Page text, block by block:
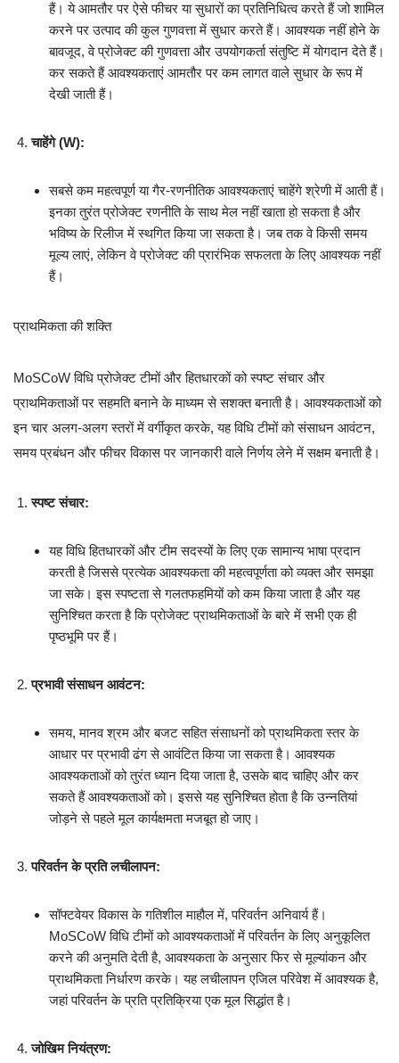
हैं। ये आमतौर पर ऐसे फीचर या सुधारों का प्रतिनिधित्व करते हैं जो शामिल
करने पर उत्पाद की कुल गुणवत्ता में सुधार करते हैं। आवश्यक नहीं होने के
बावजूद, वे प्रोजेक्ट की गुणवत्ता और उपयोगकर्ता संतुष्टि में योगदान देते हैं।
कर सकते हैं आवश्यकताएं आमतौर पर कम लागत वाले सुधार के रूप में
देखी जाती हैं।
चाहेंगे (W):
सबसे कम महत्वपूर्ण या गैर-रणनीतिक आवश्यकताएं चाहेंगे श्रेणी में आती हैं।
इनका तुरंत प्रोजेक्ट रणनीति के साथ मेल नहीं खाता हो सकता है और
भविष्य के रिलीज में स्थगित किया जा सकता है। जब तक वे किसी समय
मूल्य लाएं, लेकिन वे प्रोजेक्ट की प्रारंभिक सफलता के लिए आवश्यक नहीं
हैं।
प्राथमिकता की शक्ति
MoSCoW विधि प्रोजेक्ट टीमों और हितधारकों को स्पष्ट संचार और
प्राथमिकताओं पर सहमति बनाने के माध्यम से सशक्त बनाती है। आवश्यकताओं को
इन चार अलग-अलग स्तरों में वर्गीकृत करके, यह विधि टीमों को संसाधन आवंटन,
समय प्रबंधन और फीचर विकास पर जानकारी वाले निर्णय लेने में सक्षम बनाती है।
स्पष्ट संचार:
यह विधि हितधारकों और टीम सदस्यों के लिए एक सामान्य भाषा प्रदान
करती है जिससे प्रत्येक आवश्यकता की महत्वपूर्णता को व्यक्त और समझा
जा सके। इस स्पष्टता से गलतफहमियों को कम किया जाता है और यह
सुनिश्चित करता है कि प्रोजेक्ट प्राथमिकताओं के बारे में सभी एक ही
पृष्ठभूमि पर हैं।
प्रभावी संसाधन आवंटन:
समय, मानव श्रम और बजट सहित संसाधनों को प्राथमिकता स्तर के
आधार पर प्रभावी ढंग से आवंटित किया जा सकता है। आवश्यक
आवश्यकताओं को तुरंत ध्यान दिया जाता है, उसके बाद चाहिए और कर
सकते हैं आवश्यकताओं को। इससे यह सुनिश्चित होता है कि उन्नतियां
जोड़ने से पहले मूल कार्यक्षमता मजबूत हो जाए।
परिवर्तन के प्रति लचीलापन:
सॉफ्टवेयर विकास के गतिशील माहौल में, परिवर्तन अनिवार्य हैं।
MoSCoW विधि टीमों को आवश्यकताओं में परिवर्तन के लिए अनुकूलित
करने की अनुमति देती है, आवश्यकता के अनुसार फिर से मूल्यांकन और
प्राथमिकता निर्धारण करके। यह लचीलापन एजिल परिवेश में आवश्यक है,
जहां परिवर्तन के प्रति प्रतिक्रिया एक मूल सिद्धांत है।
जोखिम नियंत्रण: